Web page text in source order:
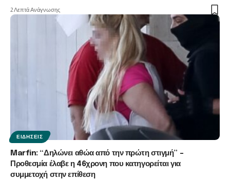
2 Λεπτά Ανάγνωσης
ΕΙΔΉΣΕΙΣ
Marfin: “Δηλώνει αθώα από την πρώτη στιγμή” –
Προθεσμία έλαβε η 46χρονη που κατηγορείται για
συμμετοχή στην επίθεση